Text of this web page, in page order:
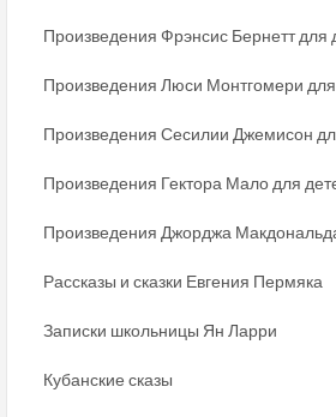
Произведения Фрэнсис Бернетт для
Произведения Люси Монтгомери
Произведения Сесилии Джемисон
Произведения Гектора Мало для
Произведения Джорджа
Рассказы и сказки Евгения Пермяка
Записки школьницы Ян Ларри
Кубанские сказы